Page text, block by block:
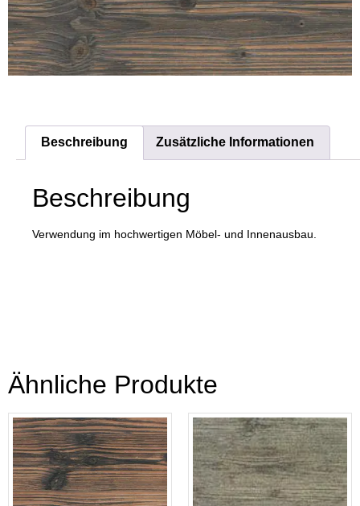
Beschreibung Zusätzliche Informationen
Beschreibung
Verwendung im hochwertigen Möbel- und Innenausbau.
Ähnliche Produkte